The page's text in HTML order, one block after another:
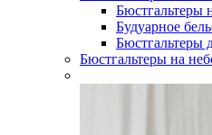
Бюстгальтеры
Будуарное
Бюстгальтеры
Бюстгальтеры на